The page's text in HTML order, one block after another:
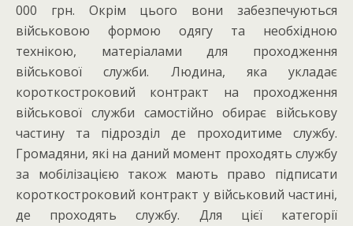
000 грн. Окрім цього вони забезпечуються
військовою формою одягу та необхідною
технікою, матеріалами для проходження
військової служби. Людина, яка укладає
короткостроковий контракт на проходження
військової служби самостійно обирає військову
частину та підрозділ де проходитиме службу.
Громадяни, які на даний момент проходять службу
за мобілізацією також мають право підписати
короткостроковий контракт у військовий частині,
де проходять службу. Для цієї категорії